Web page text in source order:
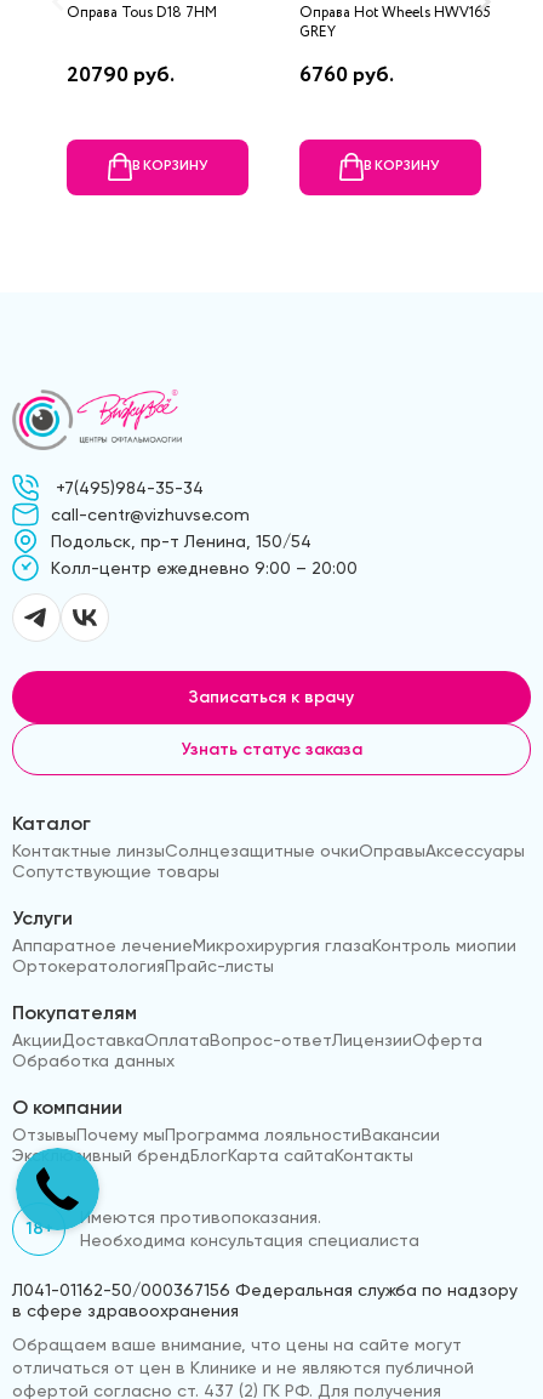
Оправа Tous D18 7HM
20790 руб.
В КОРЗИНУ
Оправа Hot Wheels HWV165
GREY
6760 руб.
В КОРЗИНУ
+7(495)984-35-34
call-centr@vizhuvse.com
Подольск, пр-т Ленина, 150/54
Kолл-центр ежедневно 9:00 – 20:00
Записаться к врачу
Узнать статус заказа
Каталог
Контактные линзыСолнцезащитные очкиОправыАксессуары
Сопутствующие товары
Услуги
Аппаратное лечениеМикрохирургия глазаКонтроль миопии
ОртокератологияПрайс-листы
Покупателям
АкцииДоставкаОплатаВопрос-ответЛицензииОферта
Обработка данных
О компании
ОтзывыПочему мыПрограмма лояльностиВакансии
Эксклюзивный брендБлогКарта сайтаКонтакты
18+
Имеются противопоказания.
Необходима консультация специалиста
Л041-01162-50/000367156 Федеральная служба по надзору
в сфере здравоохранения
Обращаем ваше внимание, что цены на сайте могут
отличаться от цен в Клинике и не являются публичной
офертой согласно ст. 437 (2) ГК РФ. Для получения